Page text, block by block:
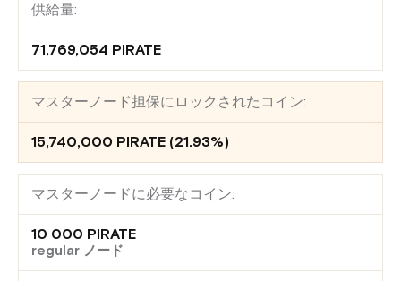
供給量:
71,769,054 PIRATE
マスターノード担保にロックされたコイン:
15,740,000 PIRATE (21.93%)
マスターノードに必要なコイン:
10 000 PIRATE
regular ノード